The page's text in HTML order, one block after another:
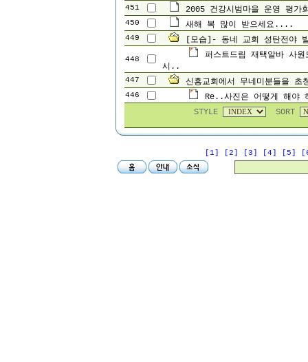
451 2005 건강시범마을 운영 평가
450 새해 복 많이 받으세요....
449 [모습]- 동네 교회 성탄전야
448
퍼스트드림 재택알바 사
시..
447 신흥교회에서 무네미분들을 초
446
Re..사진은 어떻게 해야
STYLE
SORT
[1] [2] [3] [4] [5]